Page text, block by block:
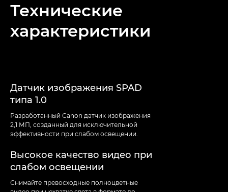
Технические
характеристики
Датчик изображения SPAD
типа 1.0
Разработанный Canon датчик изображения
2,1 МП, созданный для исключительной
эффективности при слабом освещении.
Высокое качество видео при
слабом освещении
Снимайте превосходные полноцветные